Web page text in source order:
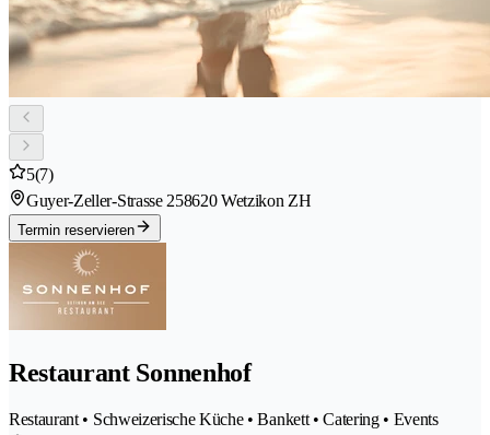
5(7)
Guyer-Zeller-Strasse 258620 Wetzikon ZH
Termin reservieren
Restaurant Sonnenhof
Restaurant • Schweizerische Küche • Bankett • Catering • Events